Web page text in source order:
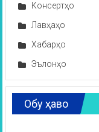
Консертҳо
Лавҳаҳо
Хабарҳо
Эълонҳо
Обу ҳаво